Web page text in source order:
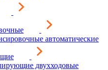
автоматические
двухходовые